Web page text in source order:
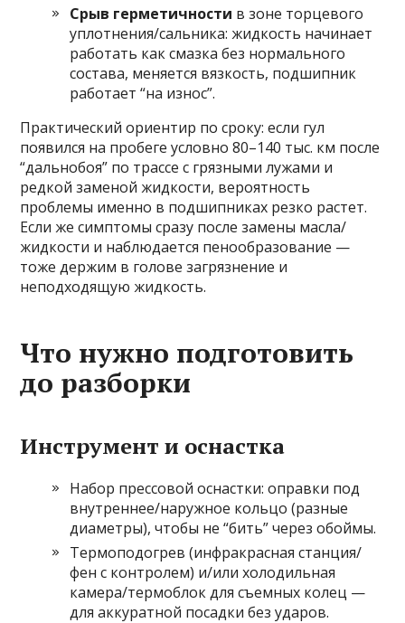
Срыв герметичности в зоне торцевого
уплотнения/сальника: жидкость начинает
работать как смазка без нормального
состава, меняется вязкость, подшипник
работает “на износ”.
Практический ориентир по сроку: если гул
появился на пробеге условно 80–140 тыс. км после
“дальнобоя” по трассе с грязными лужами и
редкой заменой жидкости, вероятность
проблемы именно в подшипниках резко растет.
Если же симптомы сразу после замены масла/
жидкости и наблюдается пенообразование —
тоже держим в голове загрязнение и
неподходящую жидкость.
Что нужно подготовить
до разборки
Инструмент и оснастка
Набор прессовой оснастки: оправки под
внутреннее/наружное кольцо (разные
диаметры), чтобы не “бить” через обоймы.
Термоподогрев (инфракрасная станция/
фен с контролем) и/или холодильная
камера/термоблок для съемных колец —
для аккуратной посадки без ударов.